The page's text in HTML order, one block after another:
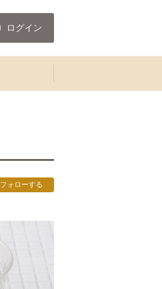
ログイン
フォローする